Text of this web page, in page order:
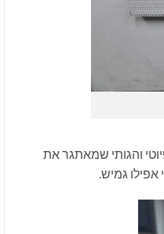
והגותי שמאתגר את
אפילו גמיש.